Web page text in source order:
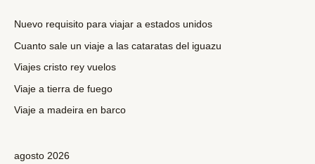
r
p
o
Nuevo requisito para viajar a estados unidos
Cuanto sale un viaje a las cataratas del iguazu
Viajes cristo rey vuelos
Viaje a tierra de fuego
Viaje a madeira en barco
agosto 2026